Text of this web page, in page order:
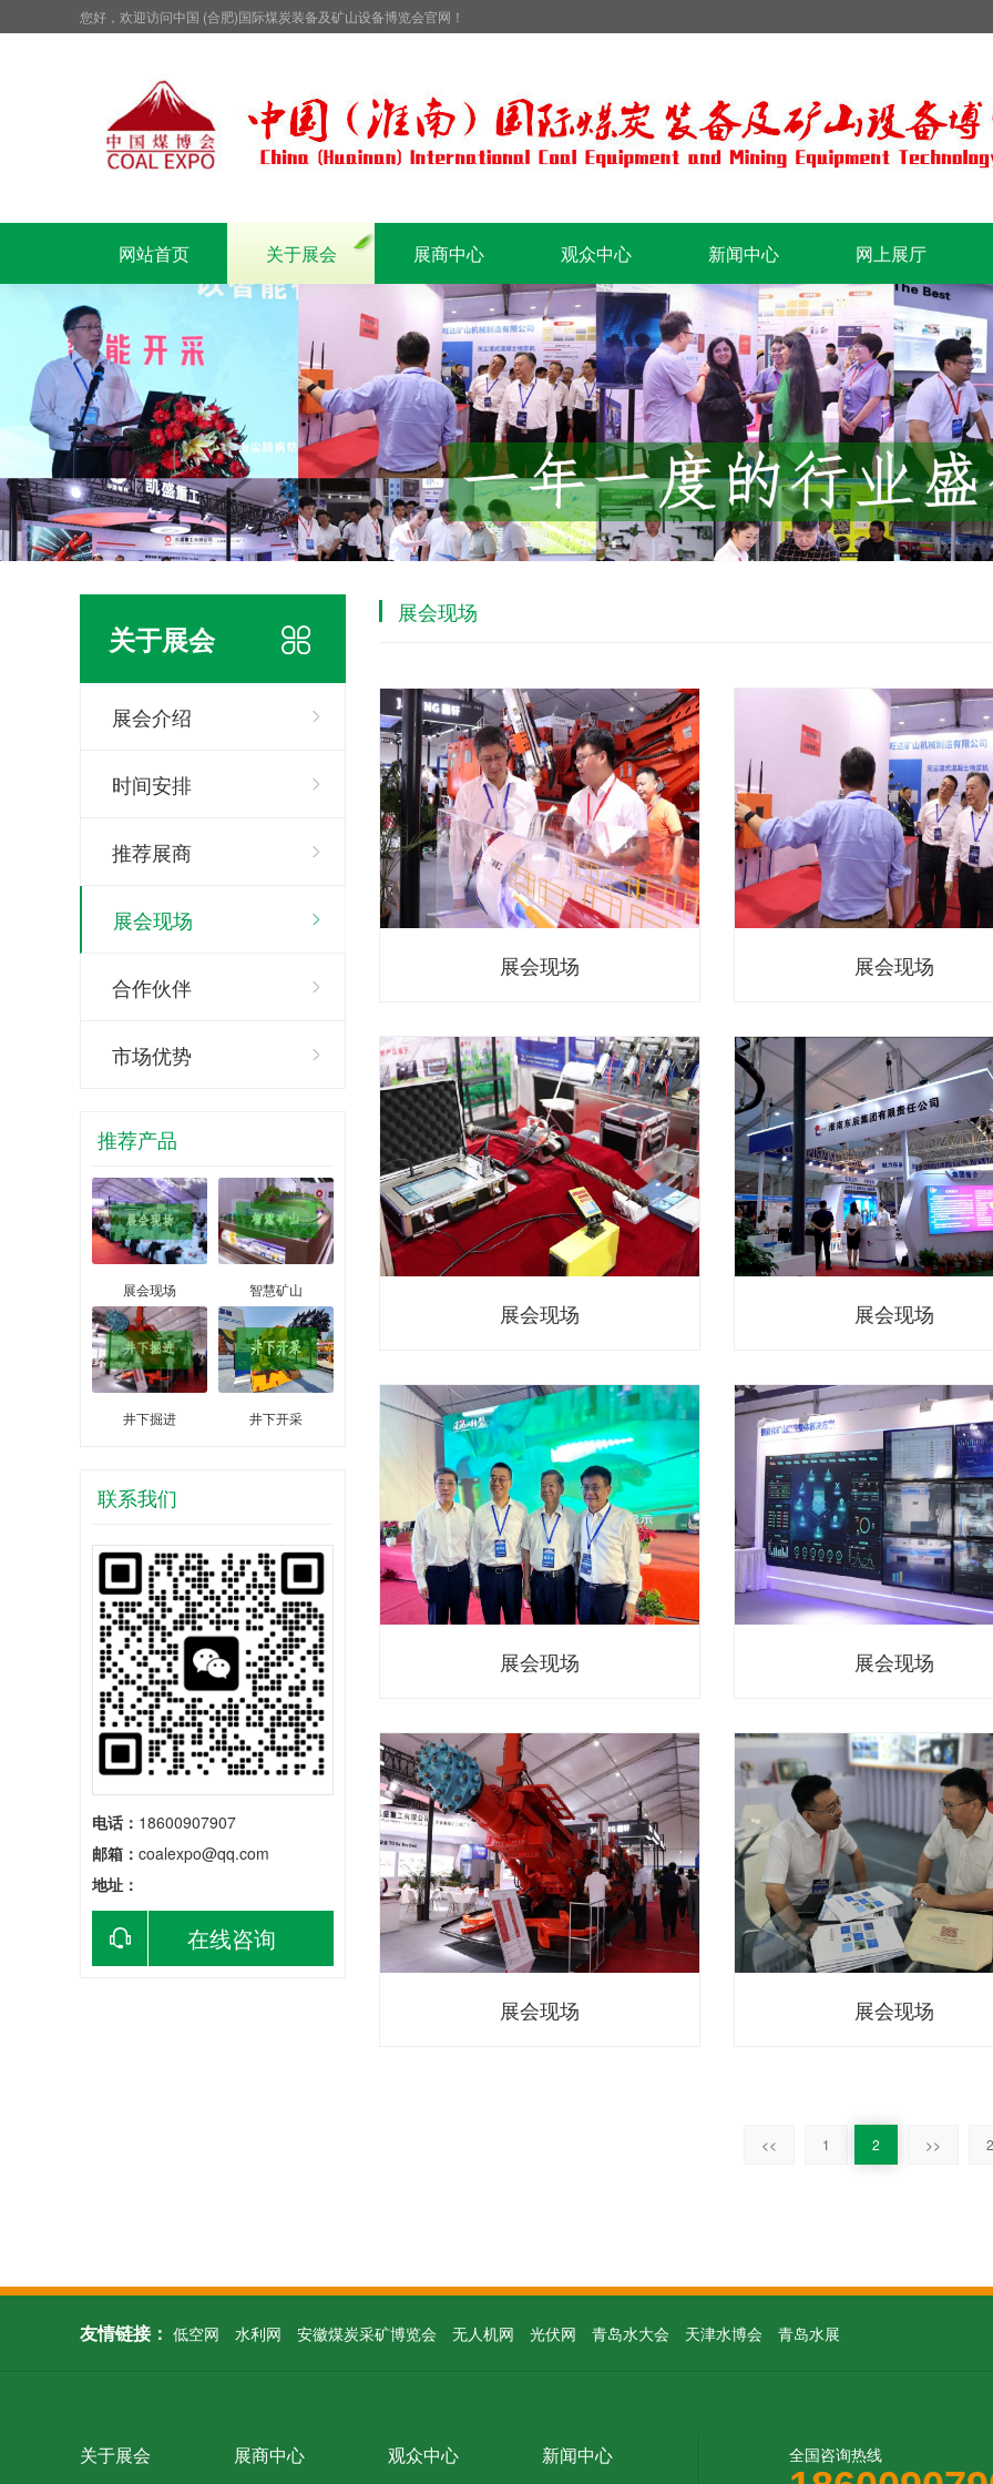
您好，欢迎访问中国 (合肥)国际煤炭装备及矿山设备博览会官网！
网站首页 关于展会 展商中心 观众中心 新闻中心 网上展厅
关于展会
展会介绍
时间安排
推荐展商
展会现场
合作伙伴
市场优势
推荐产品
展会现场 智慧矿山
井下掘进 井下开采
联系我们
电话： 18600907907
邮箱： coalexpo@qq.com
地址：
在线咨询
展会现场
展会现场 展会现场
展会现场 展会现场
展会现场 展会现场
展会现场 展会现场
<< 1 2 >>
友情链接： 低空网 水利网 安徽煤炭采矿博览会 无人机网 光伏网 青岛水大会 天津水博会 青岛水展
关于展会 展商中心 观众中心 新闻中心 全国咨询热线